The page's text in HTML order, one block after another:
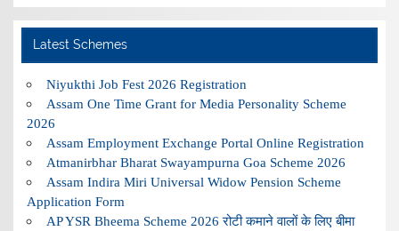
Latest Schemes
Niyukthi Job Fest 2026 Registration
Assam One Time Grant for Media Personality Scheme
2026
Assam Employment Exchange Portal Online Registration
Atmanirbhar Bharat Swayampurna Goa Scheme 2026
Assam Indira Miri Universal Widow Pension Scheme
Application Form
AP YSR Bheema Scheme 2026 रोटी कमाने वालों के लिए बीमा